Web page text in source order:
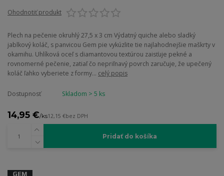
Ohodnotiť produkt
Plech na pečenie okruhlý 27,5 x 3 cm Výdatný quiche alebo sladký
jablkový koláč, s panvicou Gem pie vykúzlite tie najlahodnejšie maškrty v
okamihu. Uhlíková oceľ s diamantovou textúrou zaisťuje pekné a
rovnomerné pečenie, zatiaľ čo nepriľnavý povrch zaručuje, že upečený
koláč ľahko vyberiete z formy... celý popis
Dostupnosť Skladom > 5 ks
14,95 €/ks12,15 €bez DPH
Pridať do košíka